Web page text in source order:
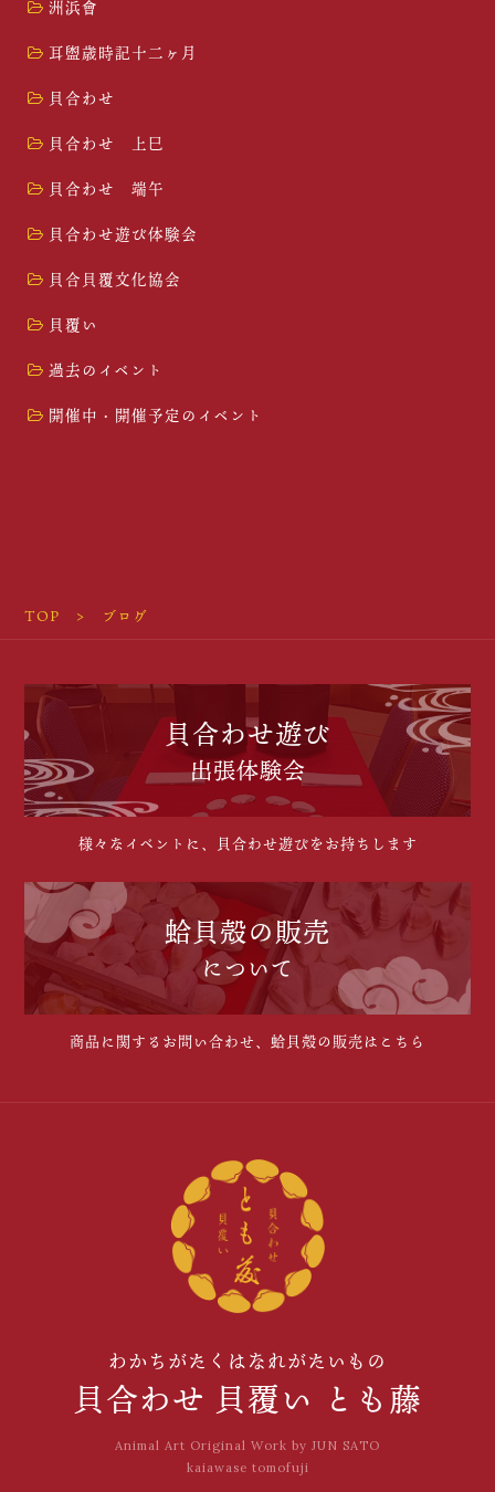
洲浜會
耳盥歳時記十二ヶ月
貝合わせ
貝合わせ 上巳
貝合わせ 端午
貝合わせ遊び体験会
貝合貝覆文化協会
貝覆い
過去のイベント
開催中・開催予定のイベント
TOP ブログ
貝合わせ遊び
出張体験会
様々なイベントに、貝合わせ遊びをお持ちします
蛤貝殻の販売
について
商品に関するお問い合わせ、蛤貝殻の販売はこちら
わかちがたくはなれがたいもの
貝合わせ 貝覆い とも藤
Animal Art Original Work by JUN SATO
kaiawase tomofuji